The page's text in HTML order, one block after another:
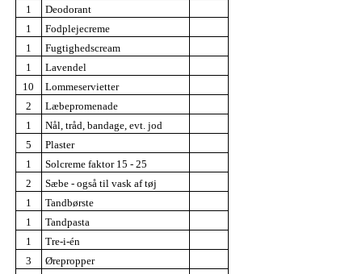
1
Deodorant
1
Fodplejecreme
1
Fugtighedscream
1
Lavendel
10
Lommeservietter
2
Læbepromenade
1
Nål, tråd, bandage, evt. jod
5
Plaster
1
Solcreme faktor 15 - 25
2
Sæbe - også til vask af tøj
1
Tandbørste
1
Tandpasta
1
Tre-i-én
3
Ørepropper